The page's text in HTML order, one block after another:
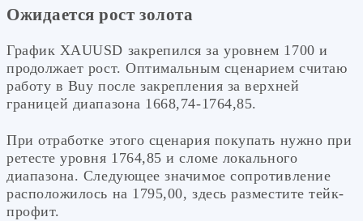
Ожидается рост золота
График XAUUSD закрепился за уровнем 1700 и
продолжает рост. Оптимальным сценарием считаю
работу в Buy после закрепления за верхней
границей диапазона 1668,74-1764,85.
При отработке этого сценария покупать нужно при
ретесте уровня 1764,85 и сломе локального
диапазона. Следующее значимое сопротивление
расположилось на 1795,00, здесь разместите тейк-
профит.